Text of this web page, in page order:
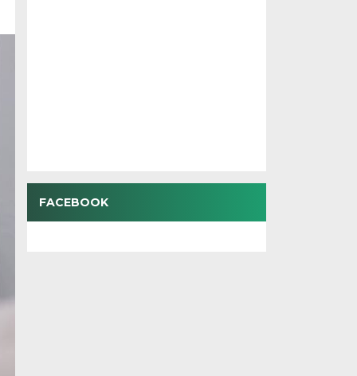
FACEBOOK